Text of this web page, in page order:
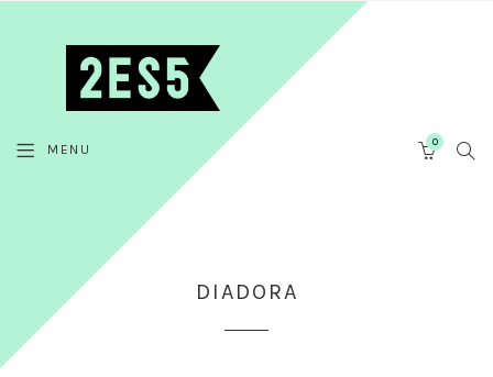
MENU Cart
0
DIADORA